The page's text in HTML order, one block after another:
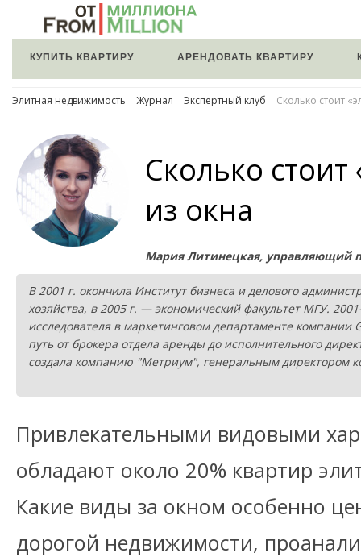
КУПИТЬ КВАРТИРУ АРЕНДОВАТЬ КВАРТИРУ
Элитная недвижимость Журнал Экспертный клуб Сколько стоит
Сколько
из окна
Мария Литинецкая, управляющий
В 2001 г. окончила Институт бизнеса и делового
хозяйства, в 2005 г. — экономический факультет МГУ.
исследователя в маркетинговом департаменте
путь от брокера отдела аренды до исполнительного
создала компанию "Метриум", генеральным директором
Привлекательными видовыми
обладают около 20% квартир
Какие виды за окном особенно
дорогой недвижимости,